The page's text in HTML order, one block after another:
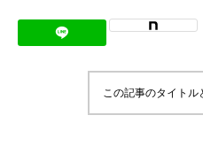
制作実績
COMPANY
この記事のタイトル